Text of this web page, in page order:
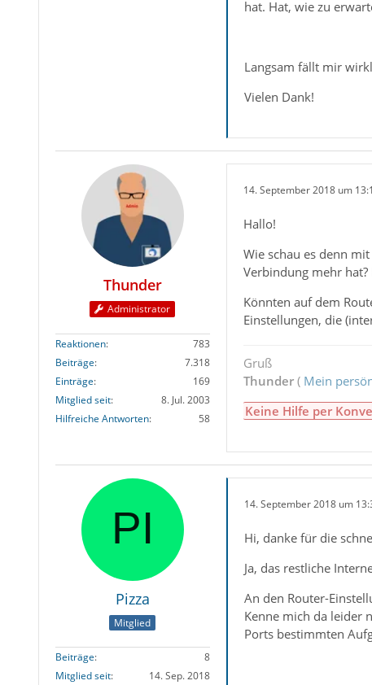
hat. Hat, wie zu
Langsam fällt mir
Vielen Dank!
Thunder
Administrator
Reaktionen
783
Beiträge
7.318
Einträge
169
Mitglied seit
8. Jul. 2003
Hilfreiche Antworten
58
14. September 2018 um
Hallo!
Wie schau es denn
Verbindung mehr
Könnten auf dem
Einstellungen, die
Gruß
Thunder( Mein
Keine Hilfe per
Pizza
Mitglied
Beiträge
8
Mitglied seit
14. Sep. 2018
14. September 2018 um
Hi, danke für die
Ja, das restliche
An den Router-
Kenne mich da leider
Ports bestimmten